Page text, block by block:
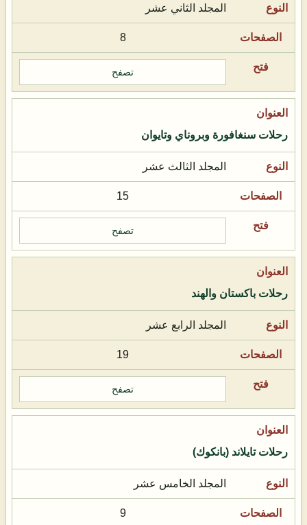
المجلد الثاني عشر
8
تصفح
رحلات سنغافورة وبروناي وتايوان
المجلد الثالث عشر
15
تصفح
رحلات باكستان والهند
المجلد الرابع عشر
19
تصفح
رحلات تايلاند (بانكوك)
المجلد الخامس عشر
9